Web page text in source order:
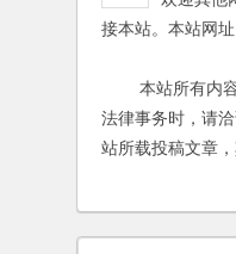
接本站。本站网
本站所有内容
法律事务时，请
站所载投稿文章